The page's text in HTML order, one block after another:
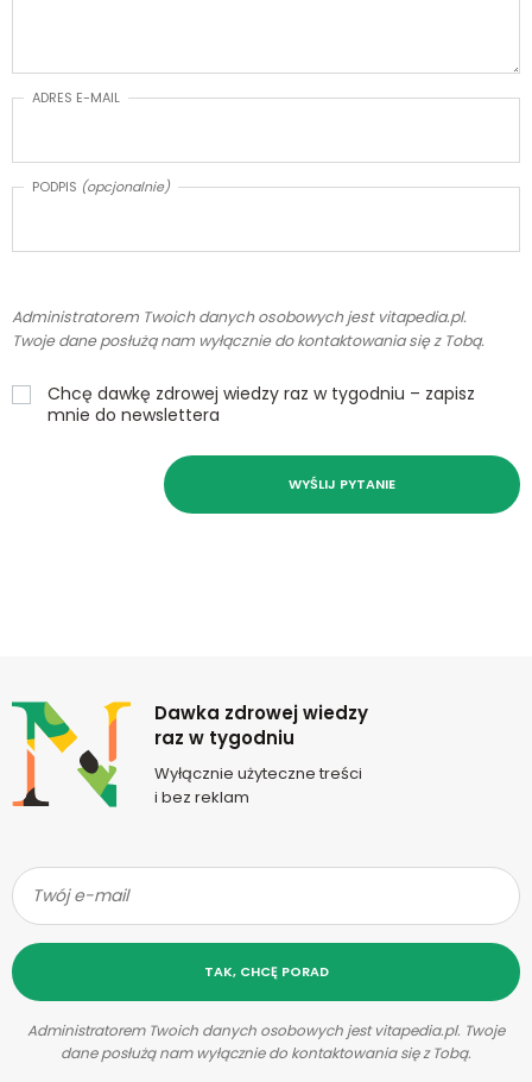
ADRES E-MAIL
PODPIS (opcjonalnie)
Administratorem Twoich danych osobowych jest vitapedia.pl.
Twoje dane posłużą nam wyłącznie do kontaktowania się z Tobą.
Chcę dawkę zdrowej wiedzy raz w tygodniu – zapisz
mnie do newslettera
WYŚLIJ PYTANIE
Newsletter
Dawka zdrowej wiedzy
raz w tygodniu
Wyłącznie użyteczne treści
i bez reklam
TAK, CHCĘ PORAD
Administratorem Twoich danych osobowych jest vitapedia.pl. Twoje
dane posłużą nam wyłącznie do kontaktowania się z Tobą.